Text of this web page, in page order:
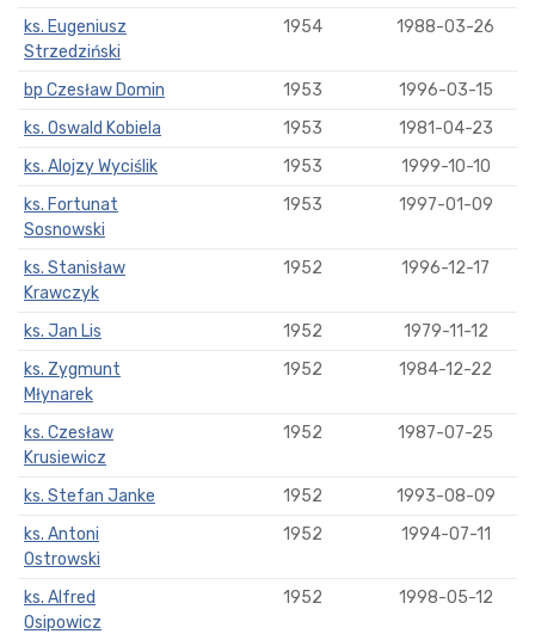
ks. Eugeniusz
Strzedziński
1954 1988-03-26
bp Czesław Domin 1953
1996-03-15
ks. Oswald Kobiela
1953
1981-04-23
ks. Alojzy Wyciślik
1953
1999-10-10
ks. Fortunat
Sosnowski
1953 1997-01-09
ks. Stanisław
Krawczyk
1952 1996-12-17
ks. Jan Lis 1952
1979-11-12
ks. Zygmunt
Młynarek
1952 1984-12-22
ks. Czesław
Krusiewicz
1952 1987-07-25
ks. Stefan Janke 1952
1993-08-09
ks. Antoni
Ostrowski
1952 1994-07-11
ks. Alfred
Osipowicz
1952 1998-05-12